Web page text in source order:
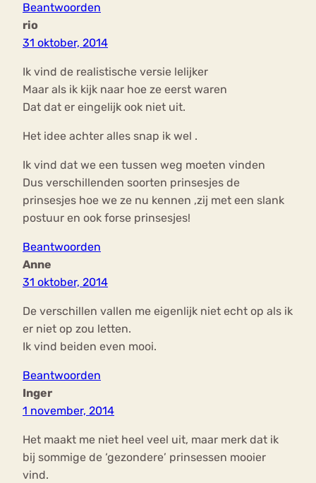
Beantwoorden
rio
31 oktober, 2014
Ik vind de realistische versie lelijker
Maar als ik kijk naar hoe ze eerst waren
Dat dat er eingelijk ook niet uit.
Het idee achter alles snap ik wel .
Ik vind dat we een tussen weg moeten vinden
Dus verschillenden soorten prinsesjes de
prinsesjes hoe we ze nu kennen ,zij met een slank
postuur en ook forse prinsesjes!
Beantwoorden
Anne
31 oktober, 2014
De verschillen vallen me eigenlijk niet echt op als ik
er niet op zou letten.
Ik vind beiden even mooi.
Beantwoorden
Inger
1 november, 2014
Het maakt me niet heel veel uit, maar merk dat ik
bij sommige de ‘gezondere’ prinsessen mooier
vind.